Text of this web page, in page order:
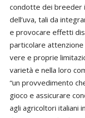
condotte dei breeder
dell’uva, tali da
e provocare effetti
particolare attenzione
vere e proprie
varietà e nella loro
“un provvedimento
gioco e assicurare
agli agricoltori italiani